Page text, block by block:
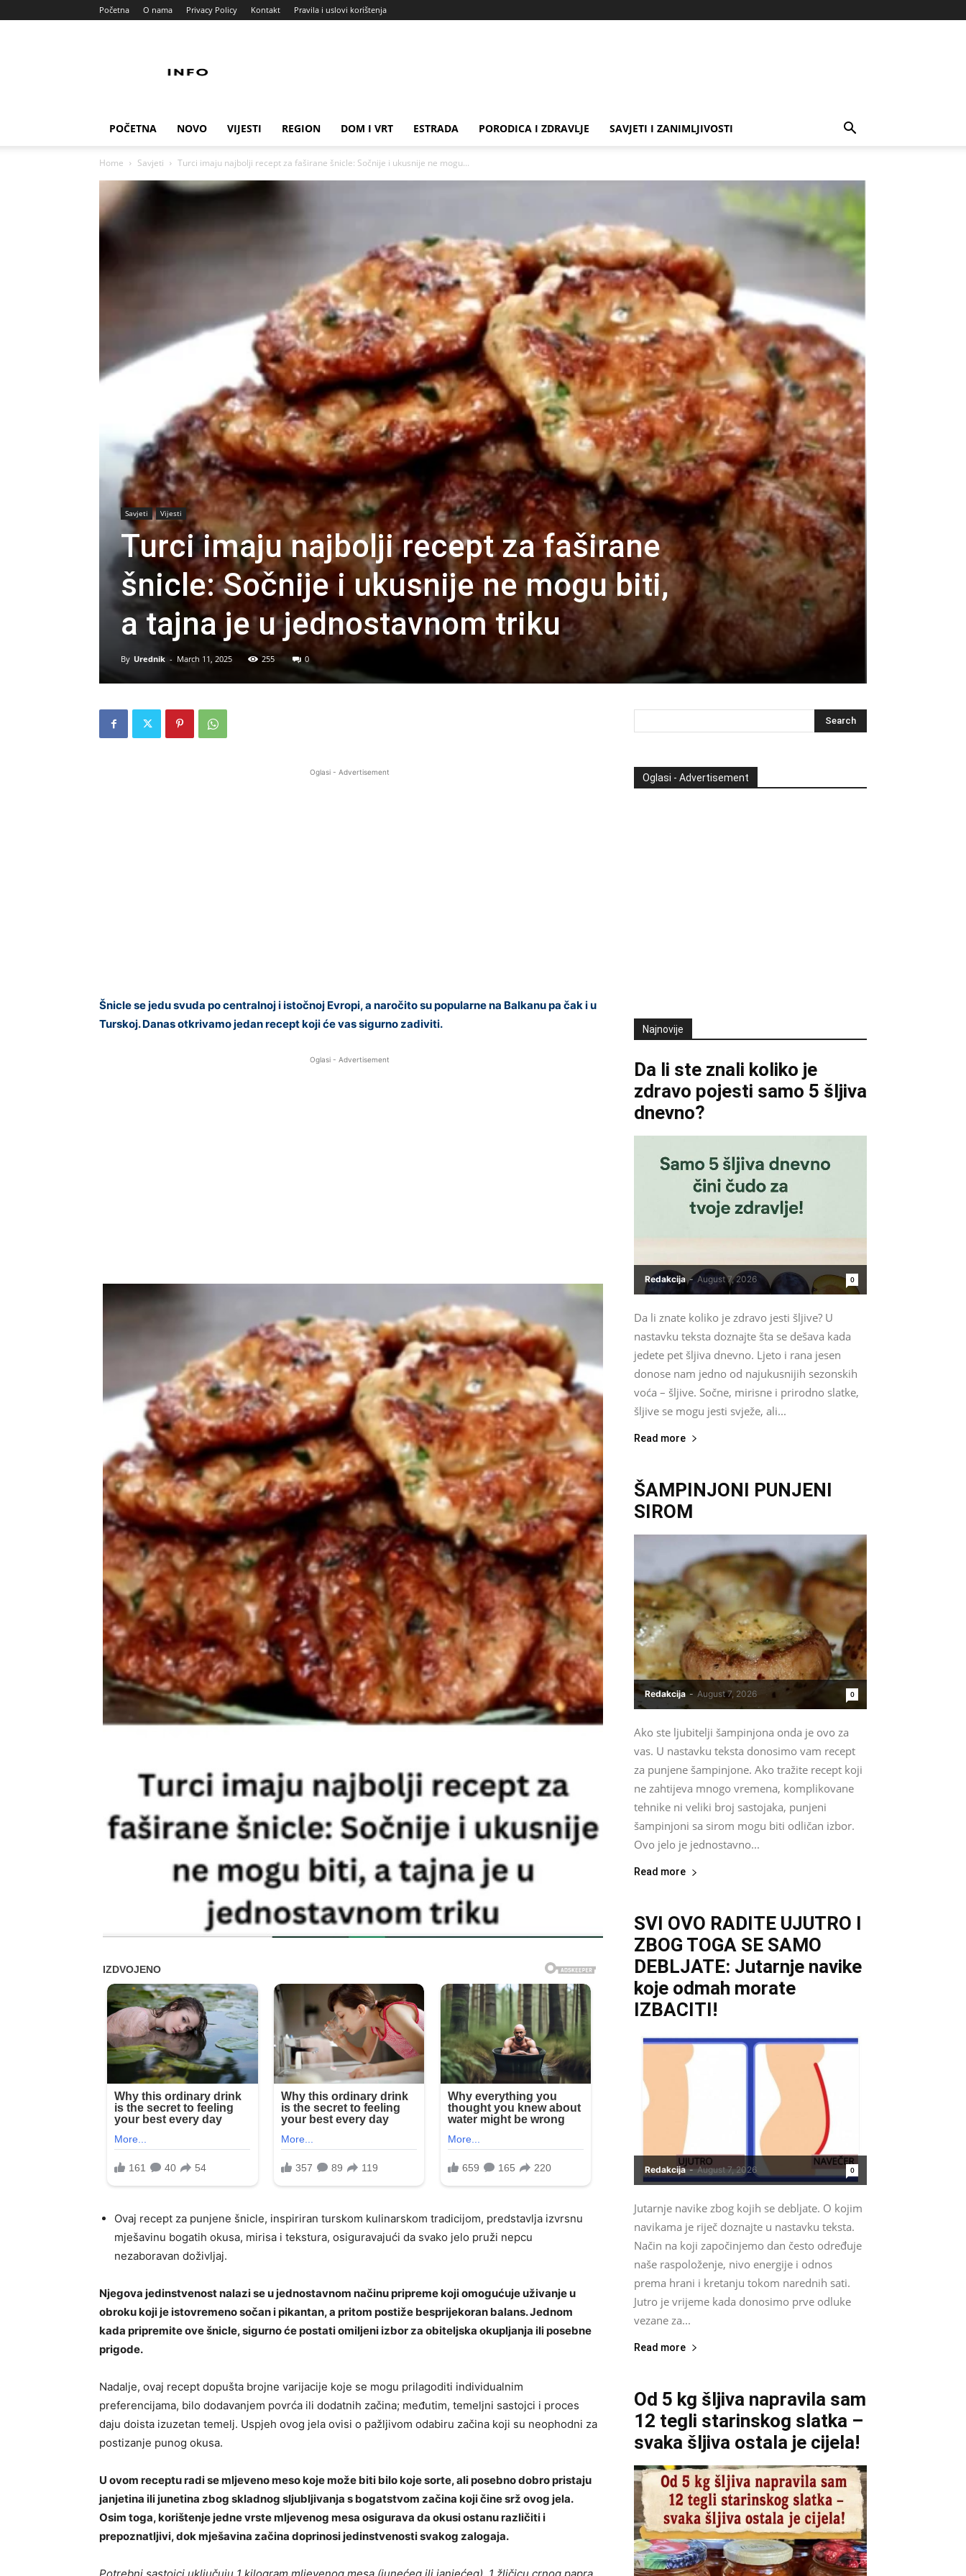
Početna O nama Privacy Policy Kontakt Pravila i uslovi korištenja
POČETNA NOVO VIJESTI REGION DOM I VRT ESTRADA PORODICA I ZDRAVLJE SAVJETI I ZANIMLJIVOSTI
Home Savjeti Turci imaju najbolji recept za faširane šnicle: Sočnije i ukusnije ne mogu...
Savjeti Vijesti
Turci imaju najbolji recept za faširane
šnicle: Sočnije i ukusnije ne mogu biti,
a tajna je u jednostavnom triku
By Urednik - March 11, 2025 255 0
Oglasi - Advertisement
Šnicle se jedu svuda po centralnoj i istočnoj Evropi, a naročito su popularne na Balkanu pa čak i u
Turskoj. Danas otkrivamo jedan recept koji će vas sigurno zadiviti.
Oglasi - Advertisement
Ovaj recept za punjene šnicle, inspiriran turskom kulinarskom tradicijom, predstavlja izvrsnu
mješavinu bogatih okusa, mirisa i tekstura, osiguravajući da svako jelo pruži nepcu
nezaboravan doživljaj.
Njegova jedinstvenost nalazi se u jednostavnom načinu pripreme koji omogućuje uživanje u
obroku koji je istovremeno sočan i pikantan, a pritom postiže besprijekoran balans. Jednom
kada pripremite ove šnicle, sigurno će postati omiljeni izbor za obiteljska okupljanja ili posebne
prigode.
Nadalje, ovaj recept dopušta brojne varijacije koje se mogu prilagoditi individualnim
preferencijama, bilo dodavanjem povrća ili dodatnih začina; međutim, temeljni sastojci i proces
daju doista izuzetan temelj. Uspjeh ovog jela ovisi o pažljivom odabiru začina koji su neophodni za
postizanje punog okusa.
U ovom receptu radi se mljeveno meso koje može biti bilo koje sorte, ali posebno dobro pristaju
janjetina ili junetina zbog skladnog sljubljivanja s bogatstvom začina koji čine srž ovog jela.
Osim toga, korištenje jedne vrste mljevenog mesa osigurava da okusi ostanu različiti i
prepoznatljivi, dok mješavina začina doprinosi jedinstvenosti svakog zalogaja.
Oglasi - Advertisement
Najnovije
Da li ste znali koliko je
zdravo pojesti samo 5 šljiva
dnevno?
Redakcija - August 7, 2026 0
Da li znate koliko je zdravo jesti šljive? U
nastavku teksta doznajte šta se dešava kada
jedete pet šljiva dnevno. Ljeto i rana jesen
donose nam jedno od najukusnijih sezonskih
voća – šljive. Sočne, mirisne i prirodno slatke,
šljive se mogu jesti svježe, ali...
Read more
ŠAMPINJONI PUNJENI
SIROM
Redakcija - August 7, 2026 0
Ako ste ljubitelji šampinjona onda je ovo za
vas. U nastavku teksta donosimo vam recept
za punjene šampinjone. Ako tražite recept koji
ne zahtijeva mnogo vremena, komplikovane
tehnike ni veliki broj sastojaka, punjeni
šampinjoni sa sirom mogu biti odličan izbor.
Ovo jelo je jednostavno...
Read more
SVI OVO RADITE UJUTRO I
ZBOG TOGA SE SAMO
DEBLJATE: Jutarnje navike
koje odmah morate
IZBACITI!
Redakcija - August 7, 2026 0
Jutarnje navike zbog kojih se debljate. O kojim
navikama je riječ doznajte u nastavku teksta.
Način na koji započinjemo dan često određuje
naše raspoloženje, nivo energije i odnos
prema hrani i kretanju tokom narednih sati.
Jutro je vrijeme kada donosimo prve odluke
vezane za...
Read more
Od 5 kg šljiva napravila sam
12 tegli starinskog slatka –
svaka šljiva ostala je cijela!